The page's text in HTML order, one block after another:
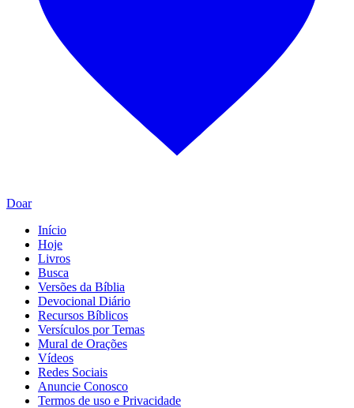
Doar
Início
Hoje
Livros
Busca
Versões da Bíblia
Devocional Diário
Recursos Bíblicos
Versículos por Temas
Mural de Orações
Vídeos
Redes Sociais
Anuncie Conosco
Termos de uso e Privacidade